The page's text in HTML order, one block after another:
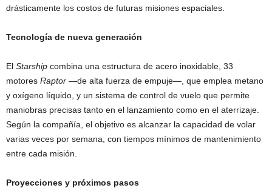
drásticamente los costos de futuras misiones espaciales.
Tecnología de nueva generación
El Starship combina una estructura de acero inoxidable, 33
motores Raptor —de alta fuerza de empuje—, que emplea metano
y oxígeno líquido, y un sistema de control de vuelo que permite
maniobras precisas tanto en el lanzamiento como en el aterrizaje.
Según la compañía, el objetivo es alcanzar la capacidad de volar
varias veces por semana, con tiempos mínimos de mantenimiento
entre cada misión.
Proyecciones y próximos pasos